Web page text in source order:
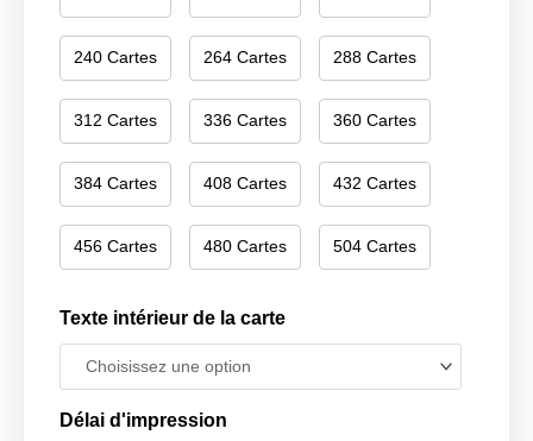
240 Cartes 264 Cartes 288 Cartes
312 Cartes 336 Cartes 360 Cartes
384 Cartes 408 Cartes 432 Cartes
456 Cartes 480 Cartes 504 Cartes
Texte intérieur de la carte
Délai d'impression